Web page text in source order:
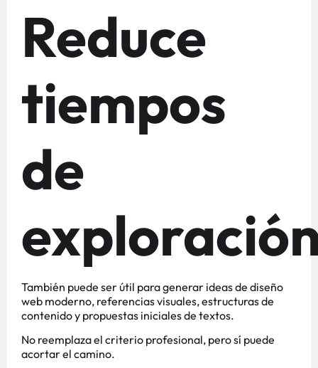
Reduce
tiempos
de
También puede ser útil para generar ideas de diseño
web moderno, referencias visuales, estructuras de
contenido y propuestas iniciales de textos.
No reemplaza el criterio profesional, pero sí puede
acortar el camino.